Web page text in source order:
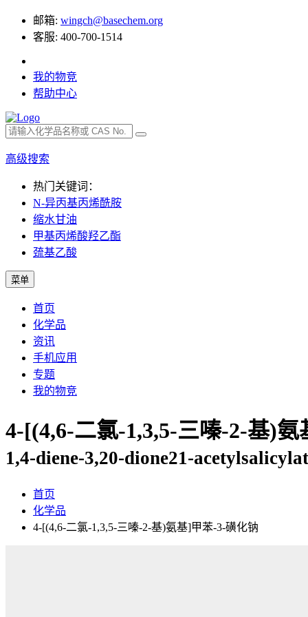
邮箱: wingch@basechem.org
客服: 400-700-1514
我的物竞
帮助中心
高级搜索
热门关键词：
N-异丙基丙烯酰胺
缩水甘油
甲基丙烯酸羟乙酯
巯基乙酸
菜单
首页
化学品
资讯
手机应用
专题
我的物竞
4-[(4,6-二氯-1,3,5-三嗪-2-基)
1,4-diene-3,20-dione21-
首页
化学品
4-[(4,6-二氯-1,3,5-三嗪-2-基)氨基]甲苯-3-磺化钠